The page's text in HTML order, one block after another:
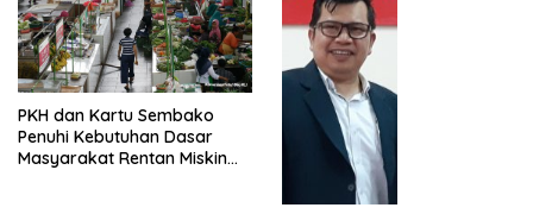
PKH dan Kartu Sembako
Penuhi Kebutuhan Dasar
Masyarakat Rentan Miskin